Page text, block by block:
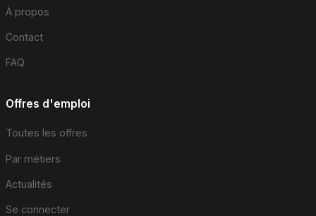
À propos
Contact
FAQ
Offres d'emploi
Toutes les offres
Par métiers
Actualités
Se connecter